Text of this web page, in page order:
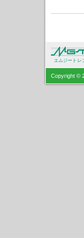
エムジートレ
Copyright ©